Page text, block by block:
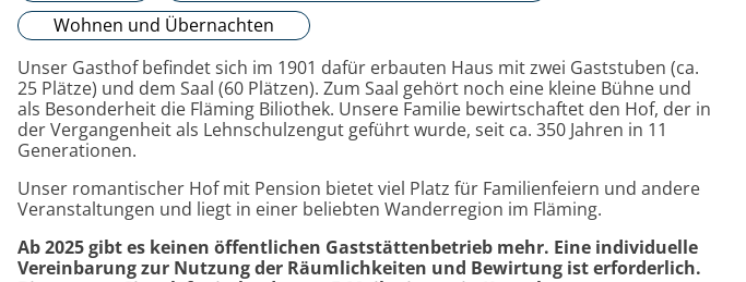
Wohnen und Übernachten
Unser Gasthof befindet sich im 1901 dafür erbauten Haus mit zwei Gaststuben (ca.
25 Plätze) und dem Saal (60 Plätzen). Zum Saal gehört noch eine kleine Bühne und
als Besonderheit die Fläming Biliothek. Unsere Familie bewirtschaftet den Hof, der in
der Vergangenheit als Lehnschulzengut geführt wurde, seit ca. 350 Jahren in 11
Generationen.
Unser romantischer Hof mit Pension bietet viel Platz für Familienfeiern und andere
Veranstaltungen und liegt in einer beliebten Wanderregion im Fläming.
Ab 2025 gibt es keinen öffentlichen Gaststättenbetrieb mehr. Eine individuelle
Vereinbarung zur Nutzung der Räumlichkeiten und Bewirtung ist erforderlich.